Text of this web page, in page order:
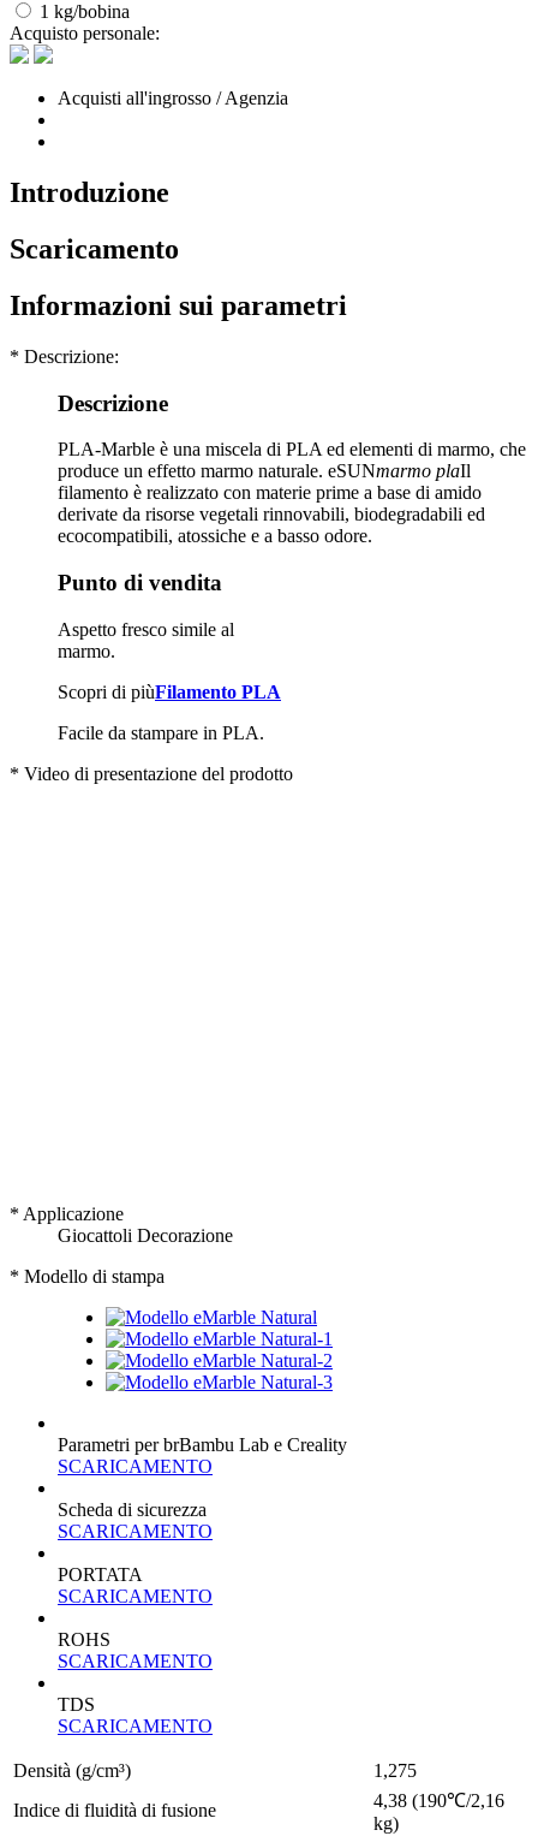
1 kg/bobina
Acquisto personale:
Acquisti all'ingrosso / Agenzia
Introduzione
Scaricamento
Informazioni sui parametri
* Descrizione:
Descrizione
PLA-Marble è una miscela di PLA ed elementi di marmo, che
produce un effetto marmo naturale. eSUNmarmo plaIl
filamento è realizzato con materie prime a base di amido
derivate da risorse vegetali rinnovabili, biodegradabili ed
ecocompatibili, atossiche e a basso odore.
Punto di vendita
Aspetto fresco simile al
marmo.
Scopri di piùFilamento PLA
Facile da stampare in PLA.
* Video di presentazione del prodotto
* Applicazione
Giocattoli Decorazione
* Modello di stampa
Parametri per brBambu Lab e Creality
SCARICAMENTO
Scheda di sicurezza
SCARICAMENTO
PORTATA
SCARICAMENTO
ROHS
SCARICAMENTO
TDS
SCARICAMENTO
Densità (g/cm³)
1,275
Indice di fluidità di fusione
4,38 (190℃/2,16
kg)